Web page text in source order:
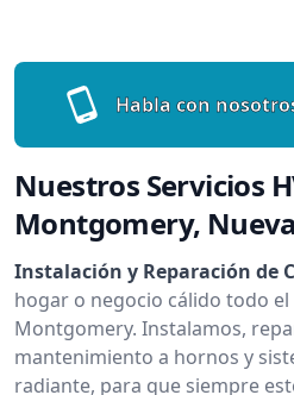
Habla con
Nuestros Servicios
Montgomery,
Instalación y Reparación de
hogar o negocio cálido todo
Montgomery. Instalamos,
mantenimiento a hornos y
radiante, para que siempre